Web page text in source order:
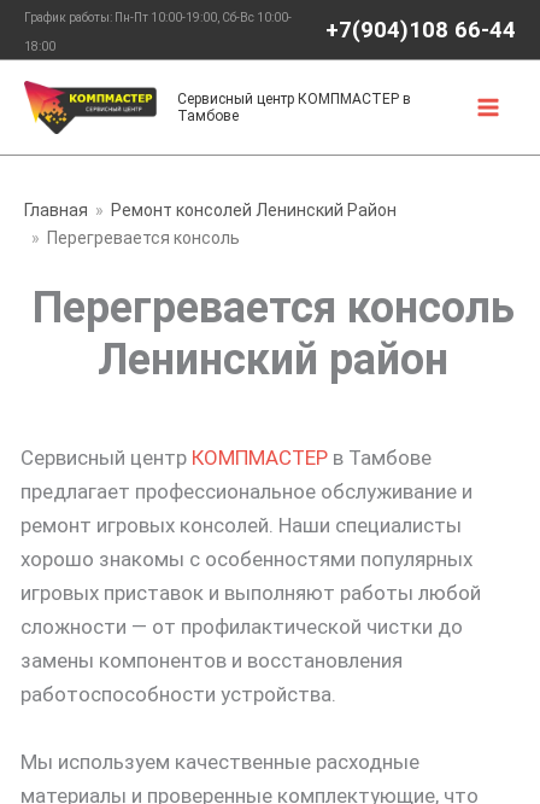
Перейти
содержимому
График работы: Пн-Пт 10:00-19:00, Сб-Вс 10:00-
18:00
+7(904)108 66-44
Сервисный центр КОМПМАСТЕР в
Тамбове
Главная
Ремонт консолей Ленинский Район
Перегревается консоль
Перегревается консоль
Ленинский район
Сервисный центр КОМПМАСТЕР в Тамбове
предлагает профессиональное обслуживание и
ремонт игровых консолей. Наши специалисты
хорошо знакомы с особенностями популярных
игровых приставок и выполняют работы любой
сложности — от профилактической чистки до
замены компонентов и восстановления
работоспособности устройства.
Мы используем качественные расходные
материалы и проверенные комплектующие, что